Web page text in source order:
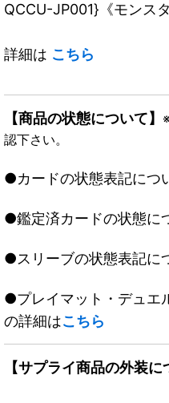
QCCU-JP001}《モンスタ
詳細は こちら
【商品の状態について】
認下さい。
●カードの状態表記につ
●鑑定済カードの状態に
●スリーブの状態表記に
●プレイマット・デュエ
の詳細はこちら
【サプライ商品の外装に